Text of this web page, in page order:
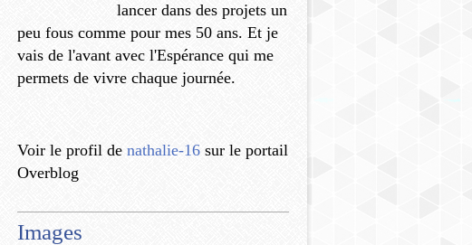
lancer dans des projets un
peu fous comme pour mes 50 ans. Et je
vais de l'avant avec l'Espérance qui me
permets de vivre chaque journée.
Voir le profil de nathalie-16 sur le portail
Overblog
Images